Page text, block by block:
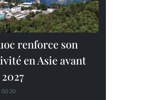
renforce son
en Asie avant